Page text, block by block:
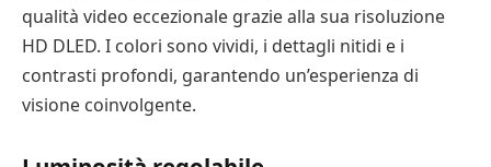
qualità video eccezionale grazie alla sua risoluzione
HD DLED. I colori sono vividi, i dettagli nitidi e i
contrasti profondi, garantendo un’esperienza di
visione coinvolgente.